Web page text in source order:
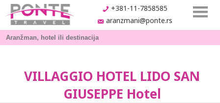
+381-11-7858585
aranzmani@ponte.rs
VILLAGGIO HOTEL LIDO SAN
GIUSEPPE Hotel